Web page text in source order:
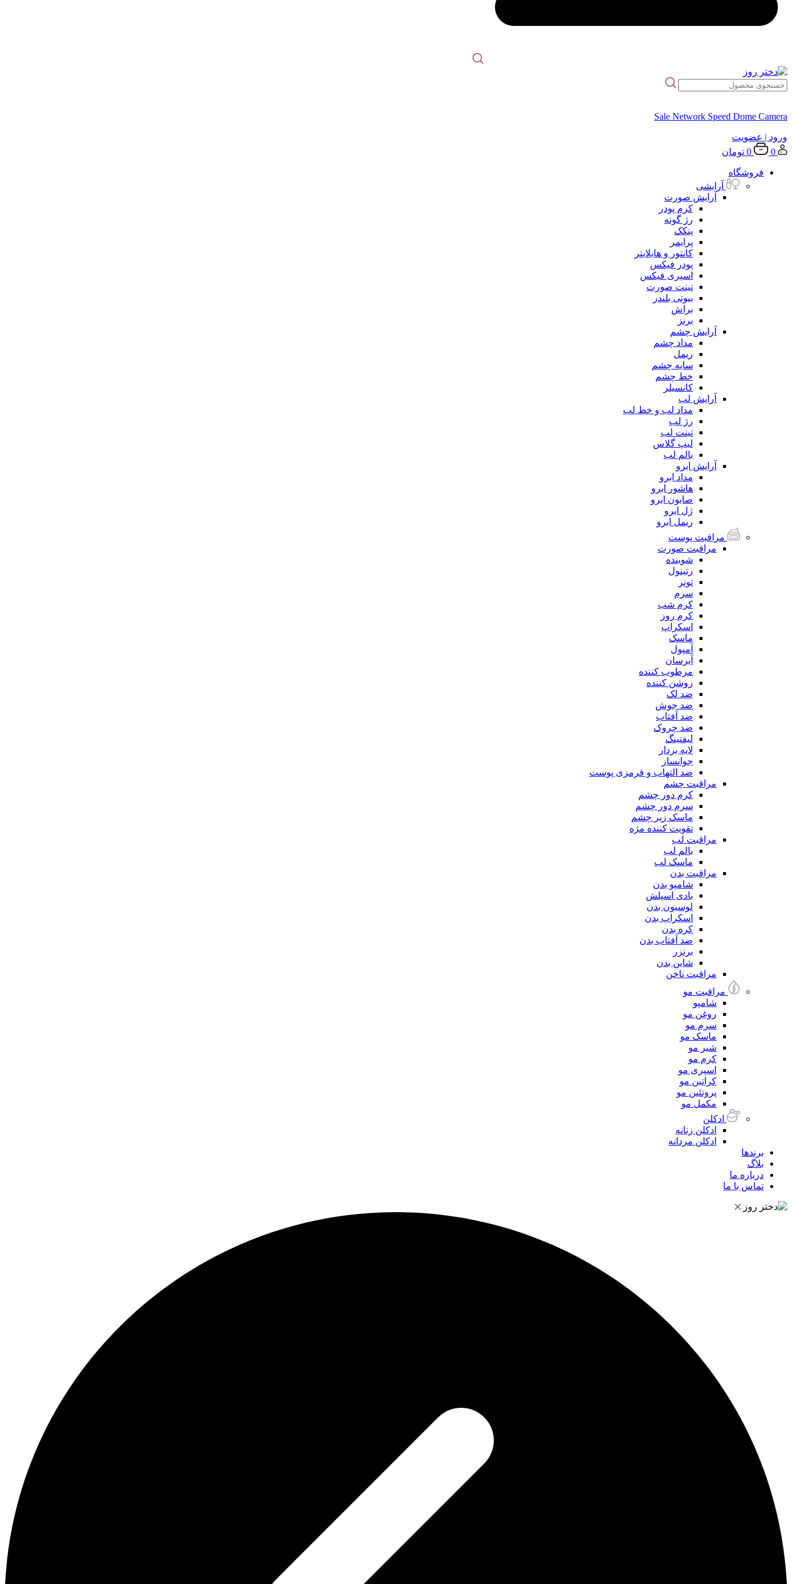
Sale Network Speed Dome Camera
ورود | عضویت
0
0 تومان
فروشگاه
آرایشی
آرایش صورت
کرم پودر
رژ گونه
پنکک
پرایمر
کانتور و هایلایتر
پودر فیکس
اسپری فیکس
تینت صورت
بیوتی بلندر
براش
برنز
آرایش چشم
مداد چشم
ریمل
سایه چشم
خط چشم
کانسیلر
آرایش لب
مداد لب و خط لب
رژ لب
تینت لب
لیپ گلاس
بالم لب
آرایش ابرو
مداد ابرو
هاشور ابرو
صابون ابرو
ژل ابرو
ریمل ابرو
مراقبت پوست
مراقبت صورت
شوینده
رتینول
تونر
سرم
کرم شب
کرم روز
اسکراپ
ماسک
آمپول
آبرسان
مرطوب کننده
روشن کننده
ضد لک
ضد جوش
ضد آفتاب
ضد چروک
لیفتینگ
لایه بردار
جوانساز
ضد التهاب و قرمزی پوست
مراقبت چشم
کرم دور چشم
سرم دور چشم
ماسک زیر چشم
تقویت کننده مژه
مراقبت لب
بالم لب
ماسک لب
مراقبت بدن
شامپو بدن
بادی اسپلش
لوسیون بدن
اسکراپ بدن
کره بدن
ضد آفتاب بدن
برنزر
شاین بدن
مراقبت ناخن
مراقبت مو
شامپو
روغن مو
سرم مو
ماسک مو
شیر مو
کرم مو
اسپری مو
کراتین مو
پروتئین مو
مکمل مو
ادکلن
ادکلن زنانه
ادکلن مردانه
برندها
بلاگ
درباره ما
تماس با ما